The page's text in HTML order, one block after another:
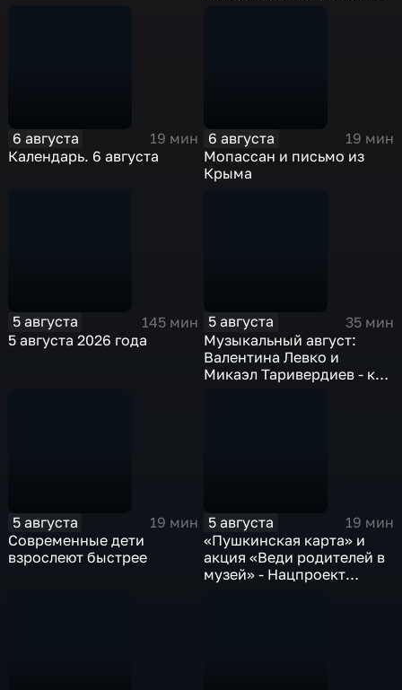
6 августа
19 мин
Календарь. 6 августа
6 августа
19 мин
Мопассан и письмо из
Крыма
5 августа
145 мин
5 августа 2026 года
5 августа
35 мин
Музыкальный август:
Валентина Левко и
Микаэл Таривердиев - как
5 августа
19 мин
Современные дети
взрослеют быстрее
5 августа
19 мин
«Пушкинская карта» и
акция «Веди родителей в
музей» - Нацпроект